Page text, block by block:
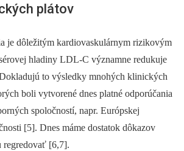
plátov
je dôležitým kardiovaskulárnym rizikovým
hladiny LDL-C významne redukuje
to výsledky mnohých klinických
boli vytvorené dnes platné odporúčania
spoločností, napr. Európskej
[5]. Dnes máme dostatok dôkazov
regredovať [6,7].